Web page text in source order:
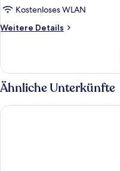
Kostenloses WLAN
Weitere Details
Weitere
Suite,
Terrasse
Ähnliche Unterkünfte
Hotel Giralda Center